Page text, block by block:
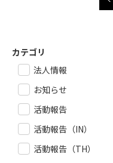
カテゴリ
法人情報
お知らせ
活動報告
活動報告（IN）
活動報告（TH）